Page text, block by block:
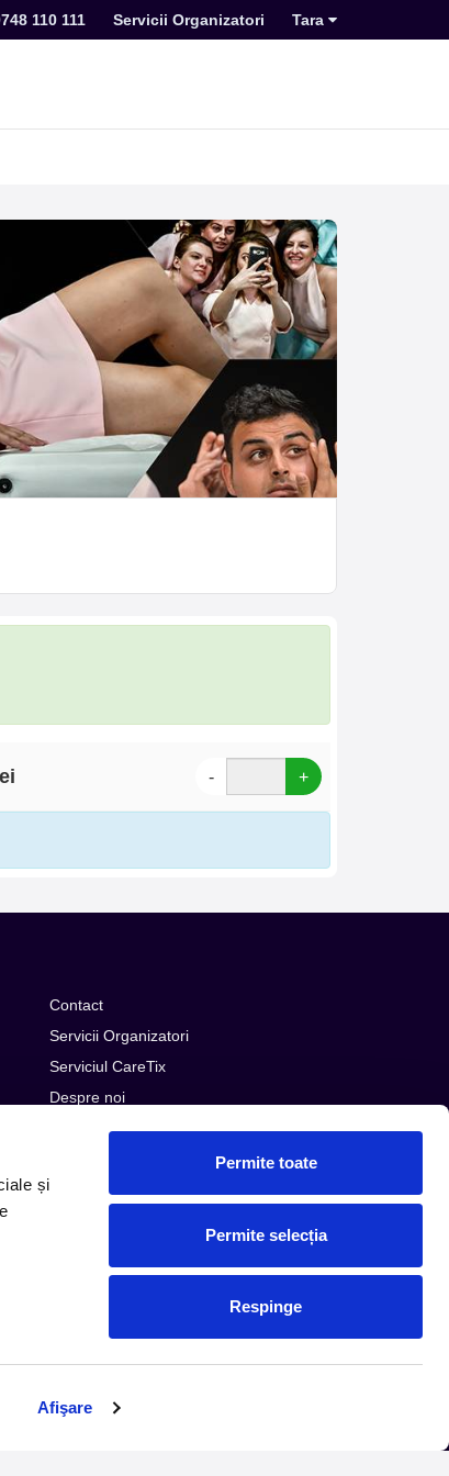
și
Afişare
Permite toate
Permite selecția
Respinge
110 111 Servicii Organizatori Tara
- +
Contact
Servicii Organizatori
Serviciul CareTix
Despre noi
Politica Confidentialitate
© Copyright 2026 PLG ROMANIA